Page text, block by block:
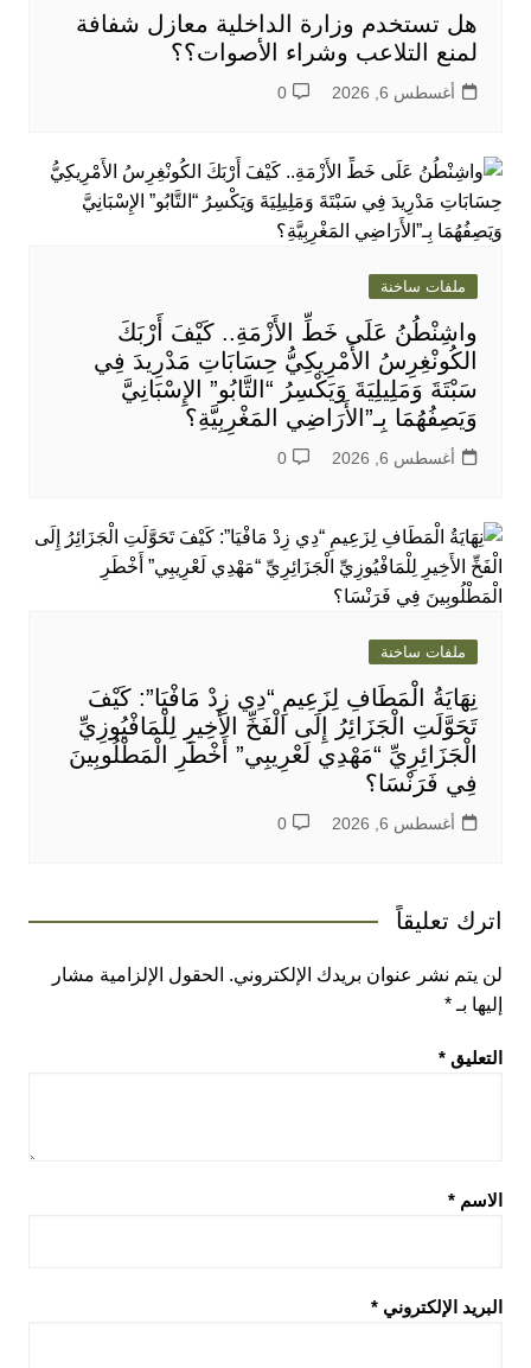
هل تستخدم وزارة الداخلية معازل شفافة
لمنع التلاعب وشراء الأصوات؟؟
أغسطس 6, 2026 0
ملفات ساخنة
واشِنْطُنُ عَلَى خَطِّ الأَزْمَةِ.. كَيْفَ أَرْبَكَ
الكُونْغِرِسُ الأَمْرِيكِيُّ حِسَابَاتِ مَدْرِيدَ فِي
سَبْتَةَ وَمَلِيلِيَةَ وَيَكْسِرُ “التَّابُو” الإِسْبَانِيَّ
وَيَصِفُهُمَا بِـ”الأَرَاضِي المَغْرِبِيَّةِ؟
أغسطس 6, 2026 0
ملفات ساخنة
نِهَايَةُ الْمَطَافِ لِزَعِيمِ “دِي زِدْ مَافْيَا”: كَيْفَ
تَحَوَّلَتِ الْجَزَائِرُ إِلَى الْفَخِّ الأَخِيرِ لِلْمَافْيُوزِيِّ
الْجَزَائِرِيِّ “مَهْدِي لَعْرِيبِي” أَخْطَرِ الْمَطْلُوبِينَ
فِي فَرَنْسَا؟
أغسطس 6, 2026 0
اترك تعليقاً
لن يتم نشر عنوان بريدك الإلكتروني. الحقول الإلزامية مشار
إليها بـ *
التعليق *
الاسم *
البريد الإلكتروني *